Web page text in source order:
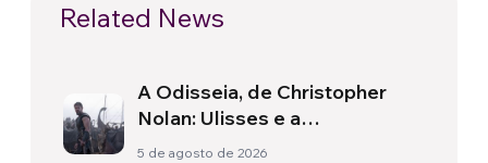
Related News
A Odisseia, de Christopher
Nolan: Ulisses e a
necessidade de um novo
5 de agosto de 2026